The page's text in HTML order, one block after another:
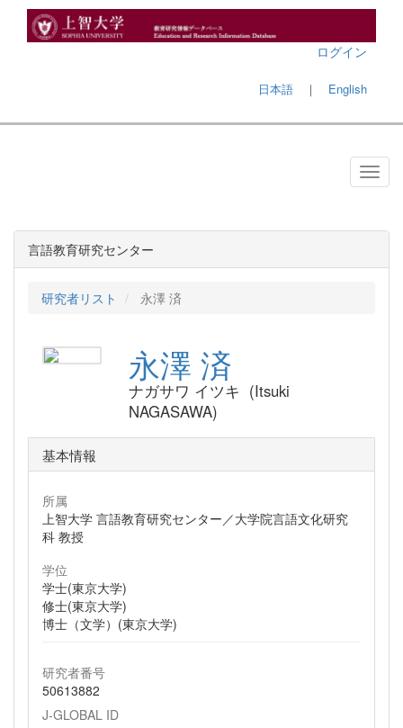
ログイン
日本語 ｜ English
言語教育研究センター
研究者リスト 永澤 済
永澤 済
ナガサワ イツキ (Itsuki
NAGASAWA)
基本情報
所属
上智大学 言語教育研究センター／大学院言語文化研究
科 教授
学位
学士(東京大学)
修士(東京大学)
博士（文学）(東京大学)
研究者番号
50613882
J-GLOBAL ID